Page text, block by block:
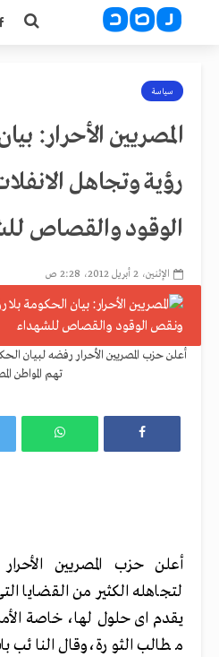
سياسة
المصريين الأحرار:
رؤية وتجاهل
الوقود والقصاص
الإثنين، 2 أبريل 2012، 2:28 ص
أعلن حزب المصريين الأحرار رفضه لبيان
تهم المواطن
أعلن حزب المصريين
لتجاهله الكثير من القضايا
يقدم اى حلول لها، خاصة
مطالب الثورة،وقال